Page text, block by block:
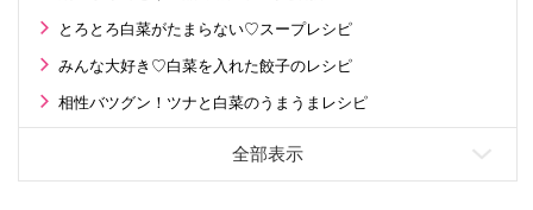
とろとろ白菜がたまらない♡スープレシピ
みんな大好き♡白菜を入れた餃子のレシピ
相性バツグン！ツナと白菜のうまうまレシピ